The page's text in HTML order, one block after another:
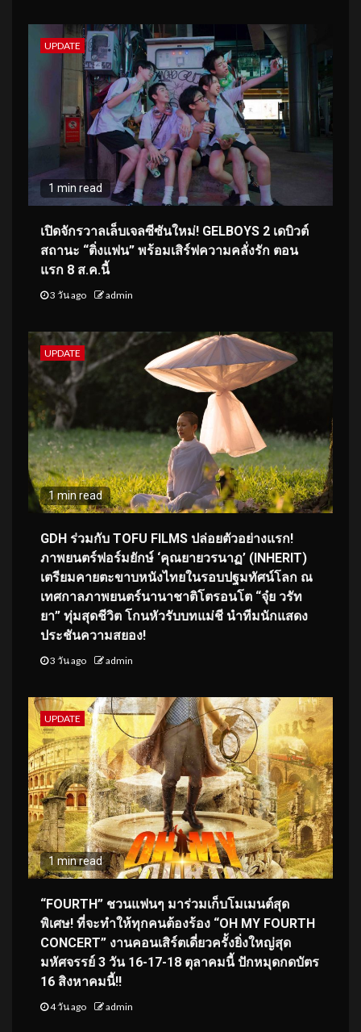
UPDATE
1 min read
เปิดจักรวาลเล็บเจลซีซันใหม่! GELBOYS 2 เดบิวต์
สถานะ “ติ่งแฟน” พร้อมเสิร์ฟความคลั่งรัก ตอน
แรก 8 ส.ค.นี้
3 วัน ago admin
UPDATE
1 min read
GDH ร่วมกับ TOFU FILMS ปล่อยตัวอย่างแรก!
ภาพยนตร์ฟอร์มยักษ์ ‘คุณยายวรนาฏ’ (INHERIT)
เตรียมคายตะขาบหนังไทยในรอบปฐมทัศน์โลก ณ
เทศกาลภาพยนตร์นานาชาติโตรอนโต “จุ๋ย วรัท
ยา” ทุ่มสุดชีวิต โกนหัวรับบทแม่ชี นำทีมนักแสดง
ประชันความสยอง!
3 วัน ago admin
UPDATE
1 min read
“FOURTH” ชวนแฟนๆ มาร่วมเก็บโมเมนต์สุด
พิเศษ! ที่จะทำให้ทุกคนต้องร้อง “OH MY FOURTH
CONCERT” งานคอนเสิร์ตเดี่ยวครั้งยิ่งใหญ่สุด
มหัศจรรย์ 3 วัน 16-17-18 ตุลาคมนี้ ปักหมุดกดบัตร
16 สิงหาคมนี้!!
4 วัน ago admin